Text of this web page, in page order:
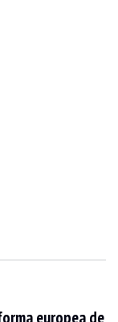
une voiture de sport
europea de